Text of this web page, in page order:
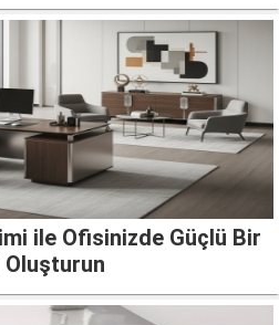
ile Ofisinizde Güçlü Bir
Oluşturun